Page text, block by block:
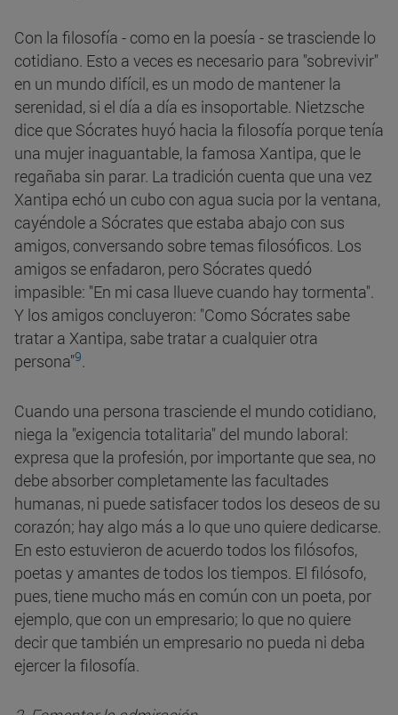
Con la filosofía - como en la poesía - se trasciende lo
cotidiano. Esto a veces es necesario para "sobrevivir"
en un mundo difícil, es un modo de mantener la
serenidad, si el día a día es insoportable. Nietzsche
dice que Sócrates huyó hacia la filosofía porque tenía
una mujer inaguantable, la famosa Xantipa, que le
regañaba sin parar. La tradición cuenta que una vez
Xantipa echó un cubo con agua sucia por la ventana,
cayéndole a Sócrates que estaba abajo con sus
amigos, conversando sobre temas filosóficos. Los
amigos se enfadaron, pero Sócrates quedó
impasible: "En mi casa llueve cuando hay tormenta".
Y los amigos concluyeron: "Como Sócrates sabe
tratar a Xantipa, sabe tratar a cualquier otra
persona"9.
Cuando una persona trasciende el mundo cotidiano,
niega la "exigencia totalitaria" del mundo laboral:
expresa que la profesión, por importante que sea, no
debe absorber completamente las facultades
humanas, ni puede satisfacer todos los deseos de su
corazón; hay algo más a lo que uno quiere dedicarse.
En esto estuvieron de acuerdo todos los filósofos,
poetas y amantes de todos los tiempos. El filósofo,
pues, tiene mucho más en común con un poeta, por
ejemplo, que con un empresario; lo que no quiere
decir que también un empresario no pueda ni deba
ejercer la filosofía.